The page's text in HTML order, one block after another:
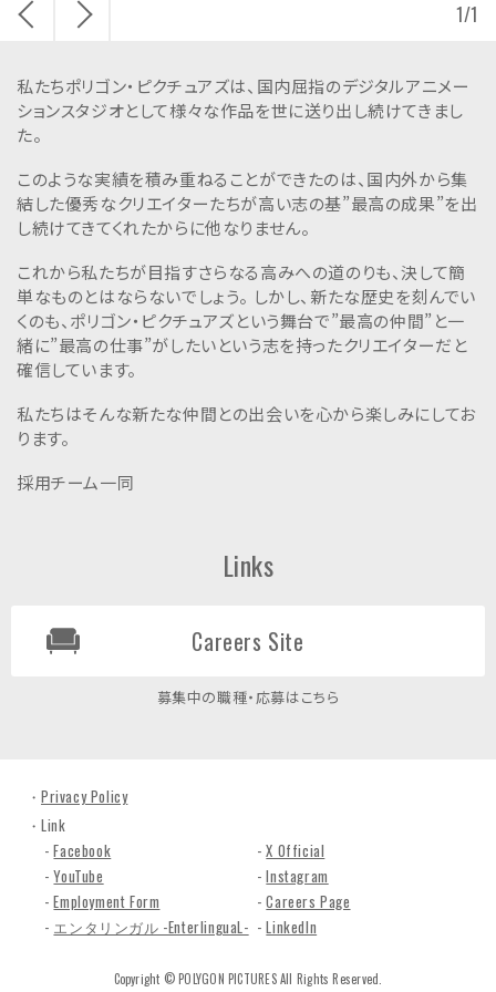
1/1
私たちポリゴン・ピクチュアズは、国内屈指のデジタルアニメー
ションスタジオとして様々な作品を世に送り出し続けてきまし
た。
このような実績を積み重ねることができたのは、国内外から集
結した優秀なクリエイターたちが高い志の基”最高の成果”を出
し続けてきてくれたからに他なりません。
これから私たちが目指すさらなる高みへの道のりも、決して簡
単なものとはならないでしょう。 しかし、新たな歴史を刻んでい
くのも、ポリゴン・ピクチュアズという舞台で”最高の仲間”と一
緒に”最高の仕事”がしたいという志を持ったクリエイターだと
確信しています。
私たちはそんな新たな仲間との出会いを心から楽しみにしてお
ります。
採用チーム一同
Links
Careers Site
募集中の職種・応募はこちら
Privacy Policy
Link
Facebook
X Official
YouTube
Instagram
Employment Form
Careers Page
エンタリンガル -EnterlinguaL-
LinkedIn
Copyright © POLYGON PICTURES All Rights Reserved.